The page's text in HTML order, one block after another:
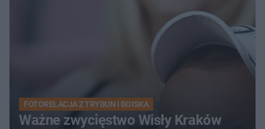
FOTORELACJA Z TRYBUN I BOISKA
Ważne zwycięstwo Wisły Kraków